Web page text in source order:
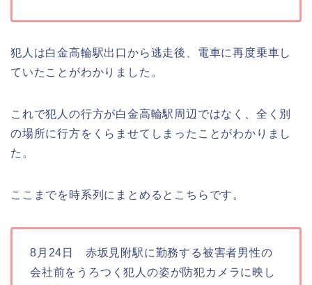
犯人は白金高輪駅出口から逃走後、電車に再度乗車し
ていたことがわかりました。
これで犯人の行方が白金高輪駅周辺ではなく、全く別
の場所に行方をくらませてしまったことがわかりまし
た。
ここまでを時系列にまとめるとこちらです。
8月24日 赤坂見附駅に勤務する被害者男性の
会社前をうろつく犯人の姿が防犯カメラに映し